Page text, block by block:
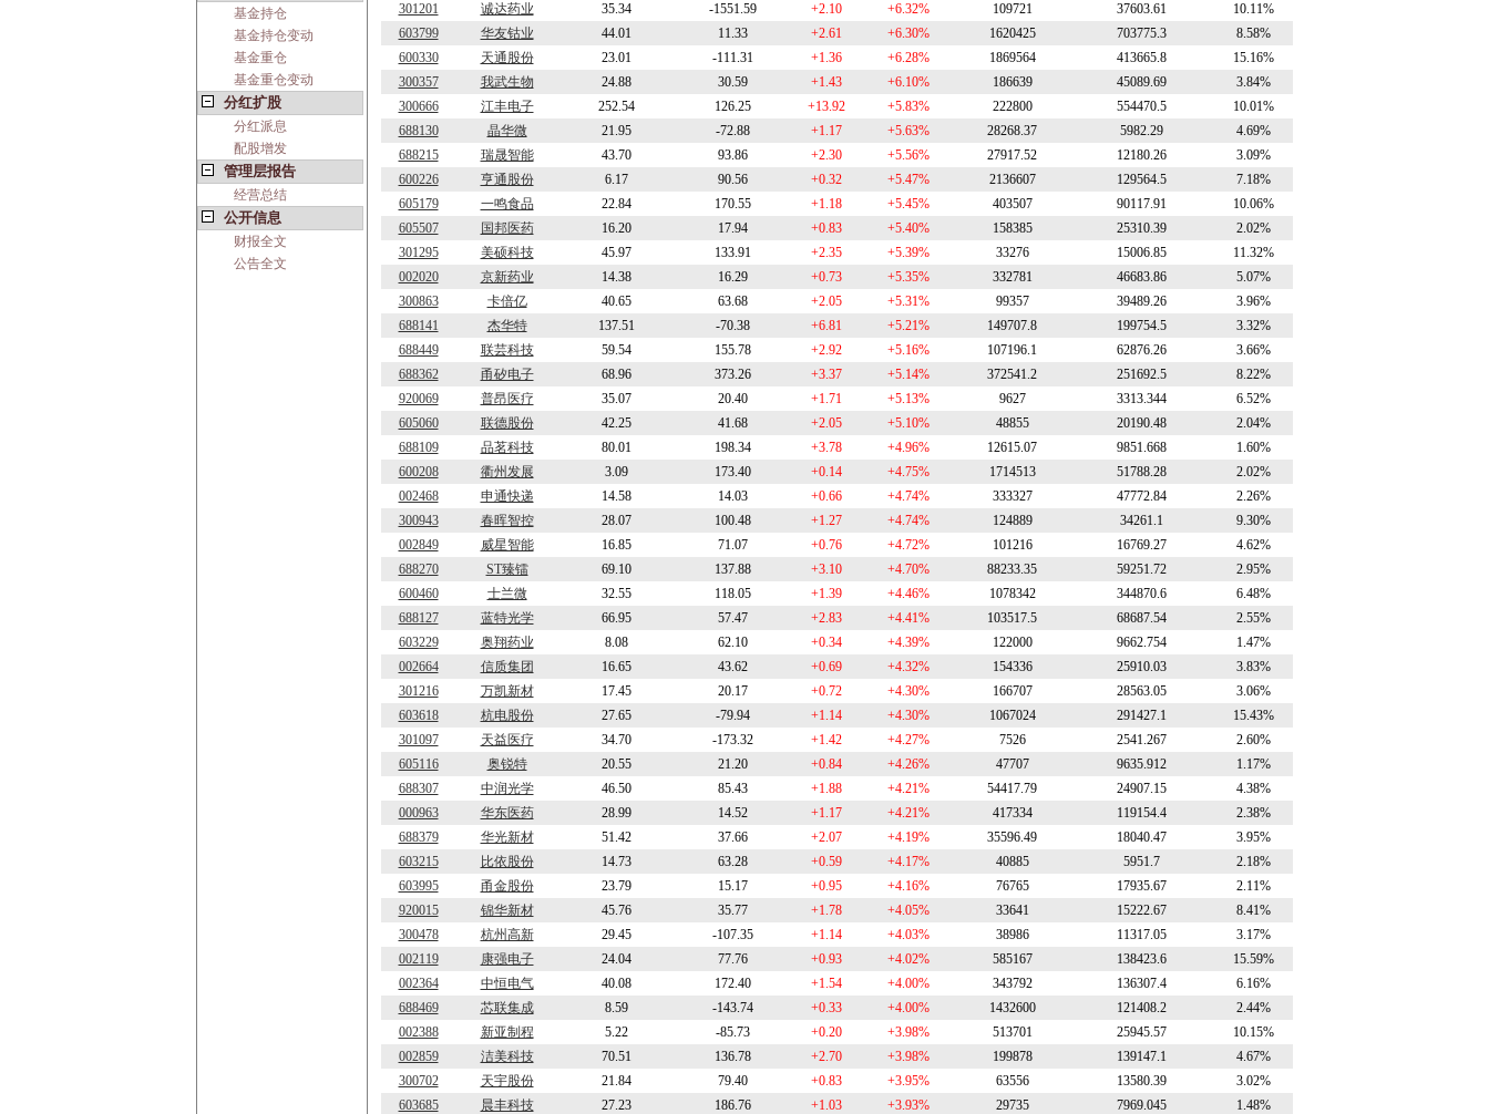
基金持仓
基金持仓变动
基金重仓
基金重仓变动
分红扩股
分红派息
配股增发
管理层报告
经营总结
公开信息
财报全文
公告全文
301201
诚达药业 35.34 -1551.59 +2.10 +6.32% 109721 37603.61
10.11%
603799
华友钴业 44.01 11.33 +2.61 +6.30% 1620425 703775.3
8.58%
600330
天通股份 23.01 -111.31 +1.36 +6.28% 1869564 413665.8
15.16%
300357
我武生物 24.88 30.59 +1.43 +6.10% 186639 45089.69
3.84%
300666
江丰电子 252.54 126.25 +13.92 +5.83% 222800 554470.5
10.01%
688130
晶华微 21.95 -72.88 +1.17 +5.63% 28268.37 5982.29
4.69%
688215
瑞晟智能 43.70 93.86 +2.30 +5.56% 27917.52 12180.26
3.09%
600226
亨通股份 6.17 90.56 +0.32 +5.47% 2136607 129564.5
7.18%
605179
一鸣食品 22.84 170.55 +1.18 +5.45% 403507 90117.91
10.06%
605507
国邦医药 16.20 17.94 +0.83 +5.40% 158385 25310.39
2.02%
301295
美硕科技 45.97 133.91 +2.35 +5.39% 33276 15006.85
11.32%
002020
京新药业 14.38 16.29 +0.73 +5.35% 332781 46683.86
5.07%
300863
卡倍亿 40.65 63.68 +2.05 +5.31% 99357 39489.26
3.96%
688141
杰华特 137.51 -70.38 +6.81 +5.21% 149707.8 199754.5
3.32%
688449
联芸科技 59.54 155.78 +2.92 +5.16% 107196.1 62876.26
3.66%
688362
甬矽电子 68.96 373.26 +3.37 +5.14% 372541.2 251692.5
8.22%
920069
普昂医疗 35.07 20.40 +1.71 +5.13% 9627 3313.344
6.52%
605060
联德股份 42.25 41.68 +2.05 +5.10% 48855 20190.48
2.04%
688109
品茗科技 80.01 198.34 +3.78 +4.96% 12615.07 9851.668
1.60%
600208
衢州发展 3.09 173.40 +0.14 +4.75% 1714513 51788.28
2.02%
002468
申通快递 14.58 14.03 +0.66 +4.74% 333327 47772.84
2.26%
300943
春晖智控 28.07 100.48 +1.27 +4.74% 124889 34261.1
9.30%
002849
威星智能 16.85 71.07 +0.76 +4.72% 101216 16769.27
4.62%
688270
ST臻镭 69.10 137.88 +3.10 +4.70% 88233.35 59251.72
2.95%
600460
士兰微 32.55 118.05 +1.39 +4.46% 1078342 344870.6
6.48%
688127
蓝特光学 66.95 57.47 +2.83 +4.41% 103517.5 68687.54
2.55%
603229
奥翔药业 8.08 62.10 +0.34 +4.39% 122000 9662.754
1.47%
002664
信质集团 16.65 43.62 +0.69 +4.32% 154336 25910.03
3.83%
301216
万凯新材 17.45 20.17 +0.72 +4.30% 166707 28563.05
3.06%
603618
杭电股份 27.65 -79.94 +1.14 +4.30% 1067024 291427.1
15.43%
301097
天益医疗 34.70 -173.32 +1.42 +4.27% 7526 2541.267
2.60%
605116
奥锐特 20.55 21.20 +0.84 +4.26% 47707 9635.912
1.17%
688307
中润光学 46.50 85.43 +1.88 +4.21% 54417.79 24907.15
4.38%
000963
华东医药 28.99 14.52 +1.17 +4.21% 417334 119154.4
2.38%
688379
华光新材 51.42 37.66 +2.07 +4.19% 35596.49 18040.47
3.95%
603215
比依股份 14.73 63.28 +0.59 +4.17% 40885 5951.7
2.18%
603995
甬金股份 23.79 15.17 +0.95 +4.16% 76765 17935.67
2.11%
920015
锦华新材 45.76 35.77 +1.78 +4.05% 33641 15222.67
8.41%
300478
杭州高新 29.45 -107.35 +1.14 +4.03% 38986 11317.05
3.17%
002119
康强电子 24.04 77.76 +0.93 +4.02% 585167 138423.6
15.59%
002364
中恒电气 40.08 172.40 +1.54 +4.00% 343792 136307.4
6.16%
688469
芯联集成 8.59 -143.74 +0.33 +4.00% 1432600 121408.2
2.44%
002388
新亚制程 5.22 -85.73 +0.20 +3.98% 513701 25945.57
10.15%
002859
洁美科技 70.51 136.78 +2.70 +3.98% 199878 139147.1
4.67%
300702
天宇股份 21.84 79.40 +0.83 +3.95% 63556 13580.39
3.02%
603685
晨丰科技 27.23 186.76 +1.03 +3.93% 29735 7969.045
1.48%